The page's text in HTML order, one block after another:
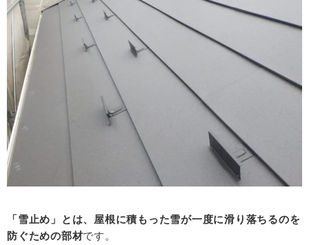
「雪止め」とは、屋根に積もった雪が一度に滑り落ちるのを
防ぐための部材です。